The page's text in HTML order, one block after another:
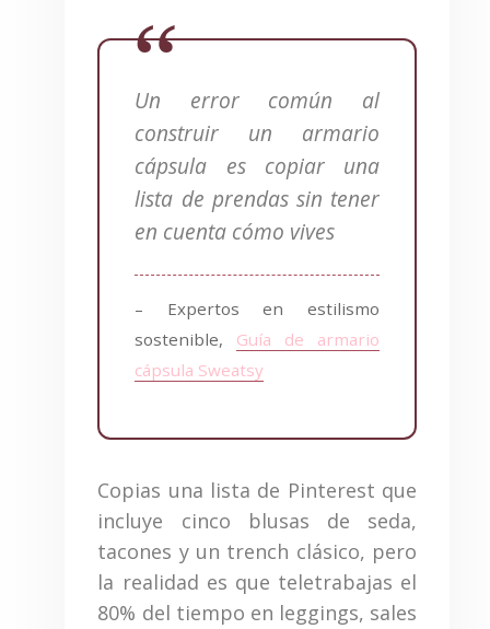
Un error común al
construir un armario
cápsula es copiar una
lista de prendas sin tener
en cuenta cómo vives
– Expertos en estilismo
sostenible, Guía de armario
cápsula Sweatsy
Copias una lista de Pinterest que
incluye cinco blusas de seda,
tacones y un trench clásico, pero
la realidad es que teletrabajas el
80% del tiempo en leggings, sales